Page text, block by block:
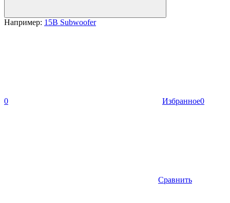
Например: 15B Subwoofer
0 Избранное0
Сравнить